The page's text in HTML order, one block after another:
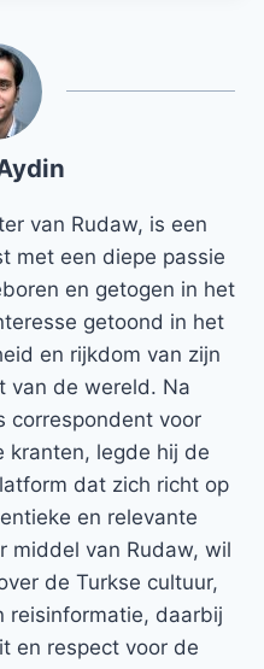
van Rudaw, is een
met een diepe passie
en getogen in het
getoond in het
en rijkdom van zijn
van de wereld. Na
correspondent voor
kranten, legde hij de
dat zich richt op
en relevante
middel van Rudaw, wil
de Turkse cultuur,
reisinformatie, daarbij
en respect voor de